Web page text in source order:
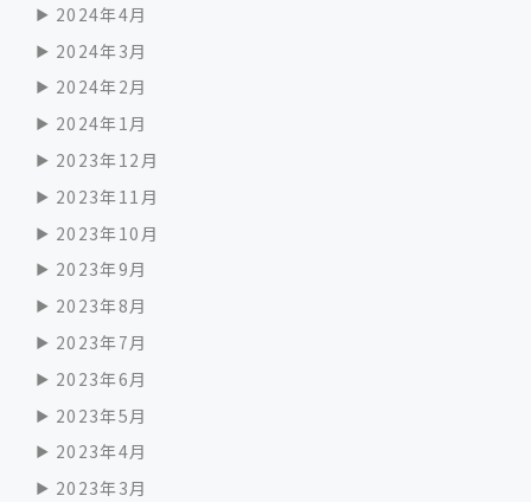
2024年4月
2024年3月
2024年2月
2024年1月
2023年12月
2023年11月
2023年10月
2023年9月
2023年8月
2023年7月
2023年6月
2023年5月
2023年4月
2023年3月